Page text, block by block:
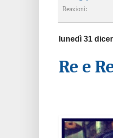
Reazioni:
lunedì 31
Re e